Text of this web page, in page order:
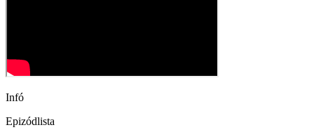
Infó
Epizódlista